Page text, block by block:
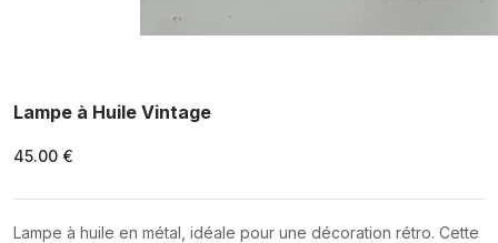
Lampe à Huile Vintage
45.00 €
Lampe à huile en métal, idéale pour une décoration rétro. Cette